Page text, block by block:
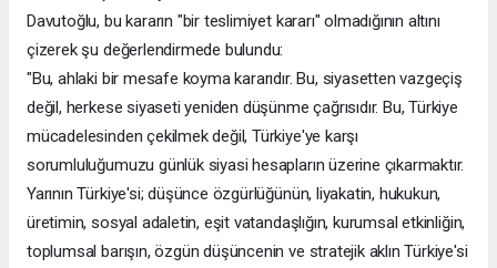
Davutoğlu, bu kararın "bir teslimiyet kararı" olmadığının altını
çizerek şu değerlendirmede bulundu:
"Bu, ahlaki bir mesafe koyma kararıdır. Bu, siyasetten vazgeçiş
değil, herkese siyaseti yeniden düşünme çağrısıdır. Bu, Türkiye
mücadelesinden çekilmek değil, Türkiye'ye karşı
sorumluluğumuzu günlük siyasi hesapların üzerine çıkarmaktır.
Yarının Türkiye'si; düşünce özgürlüğünün, liyakatin, hukukun,
üretimin, sosyal adaletin, eşit vatandaşlığın, kurumsal etkinliğin,
toplumsal barışın, özgün düşüncenin ve stratejik aklın Türkiye'si